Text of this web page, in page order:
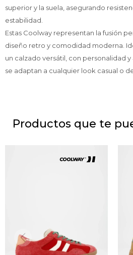
superior y la suela, asegurando
estabilidad.
Estas Coolway representan la fusión
diseño retro y comodidad moderna.
un calzado versátil, con personalidad
se adaptan a cualquier look casual o
Productos que te